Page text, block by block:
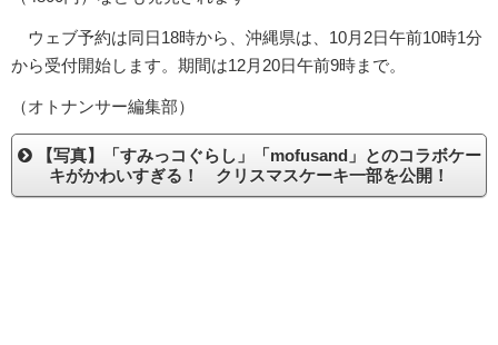
ウェブ予約は同日18時から、沖縄県は、10月2日午前10時1分
から受付開始します。期間は12月20日午前9時まで。
（オトナンサー編集部）
【写真】「すみっコぐらし」「mofusand」とのコラボケー
キがかわいすぎる！ クリスマスケーキ一部を公開！